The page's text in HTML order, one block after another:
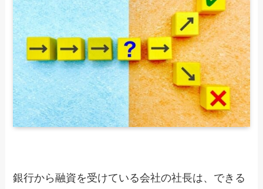
銀行から融資を受けている会社の社長は、できる